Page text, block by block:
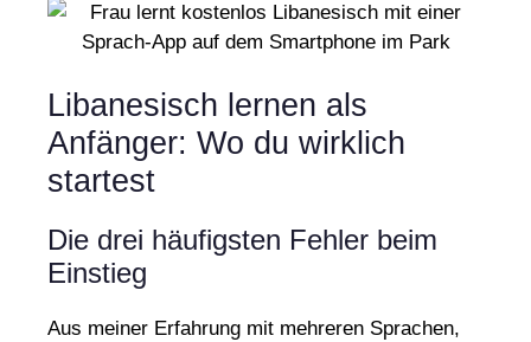
Libanesisch lernen als
Anfänger: Wo du wirklich
startest
Die drei häufigsten Fehler beim
Einstieg
Aus meiner Erfahrung mit mehreren Sprachen,